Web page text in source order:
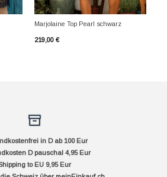
Marjolaine Top Pearl schwarz
219,00 €
in D ab 100 Eur
D pauschal 4,95 Eur
to EU 9,95 Eur